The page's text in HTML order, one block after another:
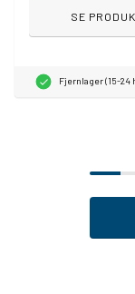
SE
Fjernlager (15-24